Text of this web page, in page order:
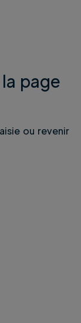
page
ou revenir